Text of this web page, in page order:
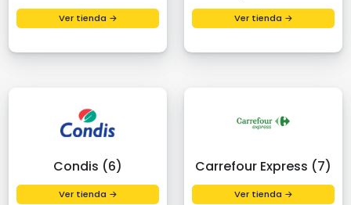
Ver tienda → Ver tienda →
Condis (6)
Ver tienda →
Carrefour Express (7)
Ver tienda →